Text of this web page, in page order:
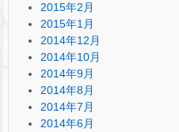
2015年2月
2015年1月
2014年12月
2014年10月
2014年9月
2014年8月
2014年7月
2014年6月